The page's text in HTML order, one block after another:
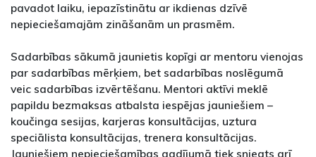
pavadot laiku, iepazīstinātu ar ikdienas dzīvē
nepieciešamajām zināšanām un prasmēm.
Sadarbības sākumā jaunietis kopīgi ar mentoru vienojas
par sadarbības mērķiem, bet sadarbības noslēgumā
veic sadarbības izvērtēšanu. Mentori aktīvi meklē
papildu bezmaksas atbalsta iespējas jauniešiem –
koučinga sesijas, karjeras konsultācijas, uztura
speciālista konsultācijas, trenera konsultācijas.
Jauniešiem nepieciešamības gadījumā tiek sniegts arī